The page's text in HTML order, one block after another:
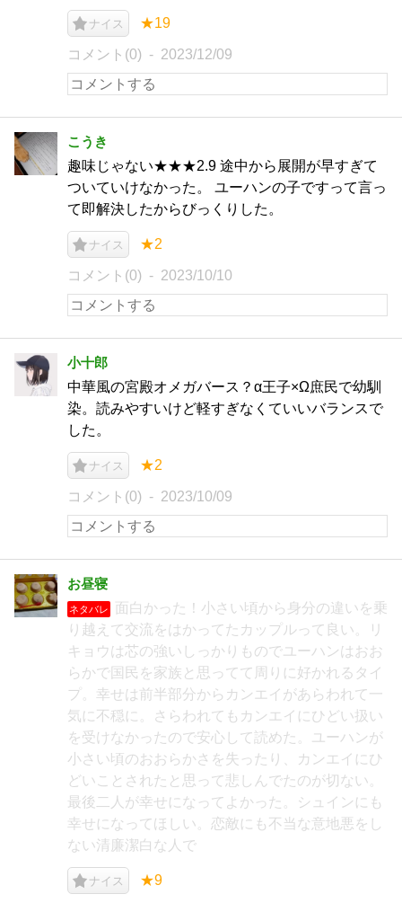
ナイス ★19
コメント(0) 2023/12/09
こうき
趣味じゃない★★★2.9 途中から展開が早すぎて
ついていけなかった。 ユーハンの子ですって言っ
て即解決したからびっくりした。
ナイス ★2
コメント(0) 2023/10/10
小十郎
中華風の宮殿オメガバース？α王子×Ω庶民で幼馴
染。読みやすいけど軽すぎなくていいバランスで
した。
ナイス ★2
コメント(0) 2023/10/09
お昼寝
ネタバレ
面白かった！小さい頃から身分の違いを乗
り越えて交流をはかってたカップルって良い。リ
キョウは芯の強いしっかりものでユーハンはおお
らかで国民を家族と思ってて周りに好かれるタイ
プ。幸せは前半部分からカンエイがあらわれて一
気に不穏に。さらわれてもカンエイにひどい扱い
を受けなかったので安心して読めた。ユーハンが
小さい頃のおおらかさを失ったり、カンエイにひ
どいことされたと思って悲しんでたのが切ない。
最後二人が幸せになってよかった。シュインにも
幸せになってほしい。恋敵にも不当な意地悪をし
ない清廉潔白な人で
ナイス ★9